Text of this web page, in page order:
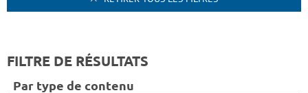
FILTRE DE RÉSULTATS
Par type de contenu